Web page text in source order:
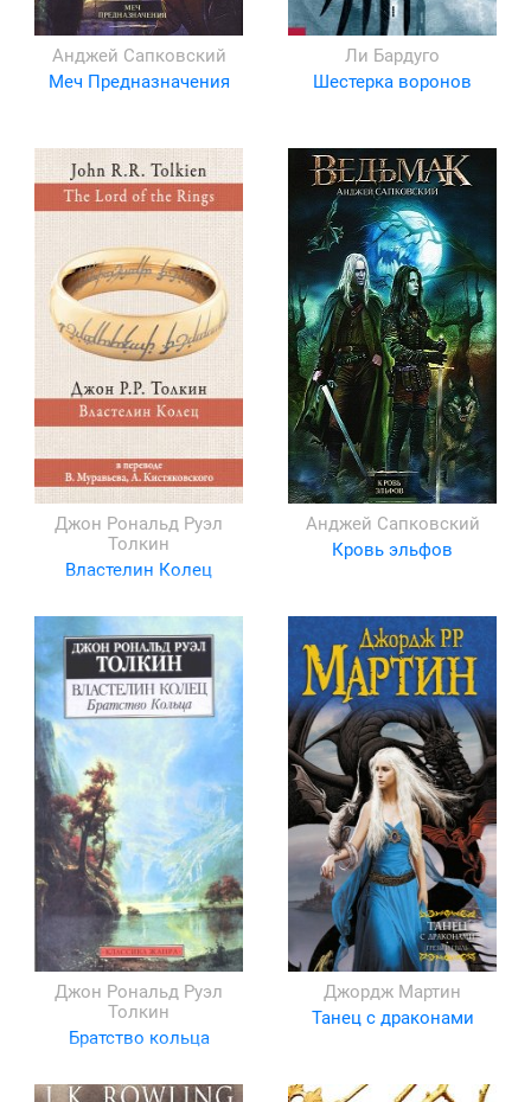
Анджей Сапковский
Меч Предназначения
Ли Бардуго
Шестерка воронов
Джон Рональд Руэл
Толкин
Властелин Колец
Анджей Сапковский
Кровь эльфов
Джон Рональд Руэл
Толкин
Братство кольца
Джордж Мартин
Танец с драконами